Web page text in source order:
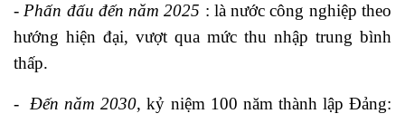
- Phấn đấu đến năm 2025 : là nước công nghiệp theo
hướng hiện đại, vượt qua mức thu nhập trung bình
thấp.
- Đến năm 2030, kỷ niệm 100 năm thành lập Đảng: